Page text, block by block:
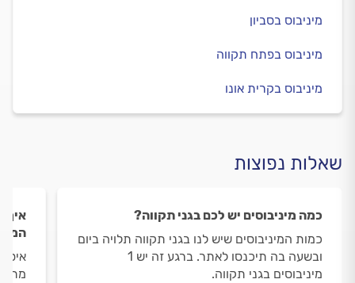
מיניבוס בסביון
מיניבוס בפתח תקווה
מיניבוס בקרית אונו
שאלות נפוצות
כמה מיניבוסים יש לכם בגני תקווה?
כמות המיניבוסים שיש לנו בגני תקווה תלויה ביום
ובשעה בה תיכנסו לאתר. ברגע זה יש 1
מיניבוסים בגני תקווה.
איך